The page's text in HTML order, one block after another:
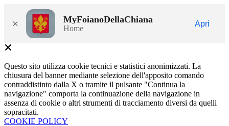
× MyFoianoDellaChiana
Home
Apri
Questo sito utilizza cookie tecnici e statistici anonimizzati. La
chiusura del banner mediante selezione dell'apposito comando
contraddistinto dalla X o tramite il pulsante "Continua la
navigazione" comporta la continuazione della navigazione in
assenza di cookie o altri strumenti di tracciamento diversi da quelli
sopracitati.
COOKIE POLICY